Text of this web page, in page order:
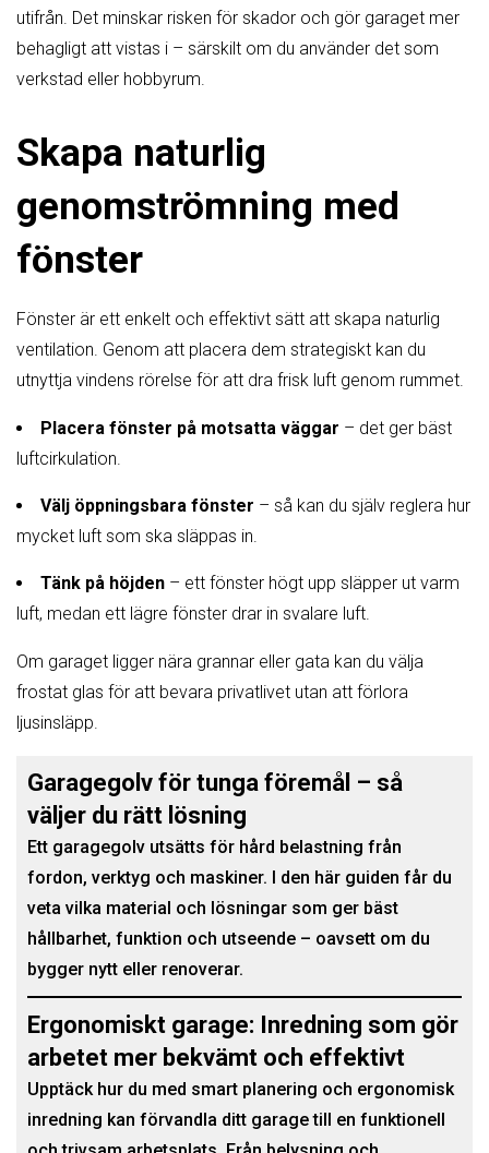
utifrån. Det minskar risken för skador och gör garaget mer
behagligt att vistas i – särskilt om du använder det som
verkstad eller hobbyrum.
Skapa naturlig
genomströmning med
fönster
Fönster är ett enkelt och effektivt sätt att skapa naturlig
ventilation. Genom att placera dem strategiskt kan du
utnyttja vindens rörelse för att dra frisk luft genom rummet.
Placera fönster på motsatta väggar – det ger bäst
luftcirkulation.
Välj öppningsbara fönster – så kan du själv reglera hur
mycket luft som ska släppas in.
Tänk på höjden – ett fönster högt upp släpper ut varm
luft, medan ett lägre fönster drar in svalare luft.
Om garaget ligger nära grannar eller gata kan du välja
frostat glas för att bevara privatlivet utan att förlora
ljusinsläpp.
Garagegolv för tunga föremål – så
väljer du rätt lösning
Ett garagegolv utsätts för hård belastning från
fordon, verktyg och maskiner. I den här guiden får du
veta vilka material och lösningar som ger bäst
hållbarhet, funktion och utseende – oavsett om du
bygger nytt eller renoverar.
Ergonomiskt garage: Inredning som gör
arbetet mer bekvämt och effektivt
Upptäck hur du med smart planering och ergonomisk
inredning kan förvandla ditt garage till en funktionell